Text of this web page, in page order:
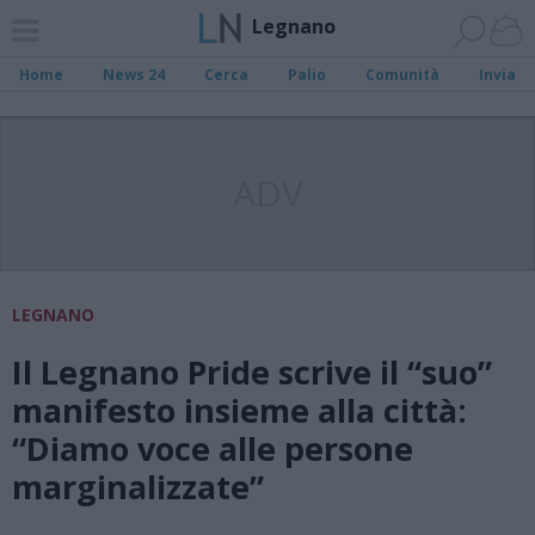
Legnano
Home News 24 Cerca Palio Comunità Invia
LEGNANO
Il Legnano Pride scrive il “suo”
manifesto insieme alla città:
“Diamo voce alle persone
marginalizzate”